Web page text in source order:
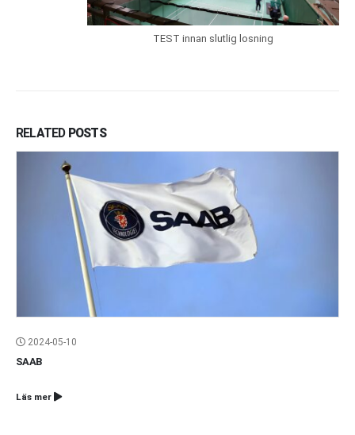
TEST innan slutlig losning
RELATED POSTS
2024-05-10
SAAB
Läs mer